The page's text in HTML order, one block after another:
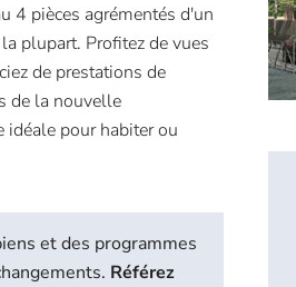
4 pièces agrémentés d'un
plupart. Profitez de vues
de prestations de
de la nouvelle
pour habiter ou
et des programmes
Référez